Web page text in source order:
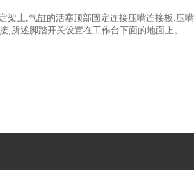
架上,气缸的活塞顶部固定连接压嘴连接板,压
所述脚踏开关设置在工作台下面的地面上。